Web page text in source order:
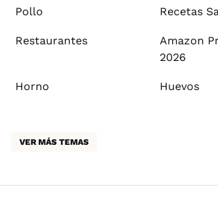
Pollo Recetas
Restaurantes
Amazon
2026
Horno Huevos
VER MÁS TEMAS